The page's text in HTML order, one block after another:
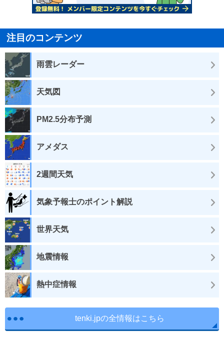
注目のコンテンツ
雨雲レーダー
天気図
PM2.5分布予測
アメダス
2週間天気
気象予報士のポイント解説
世界天気
地震情報
熱中症情報
tenki.jpの全情報はこちら